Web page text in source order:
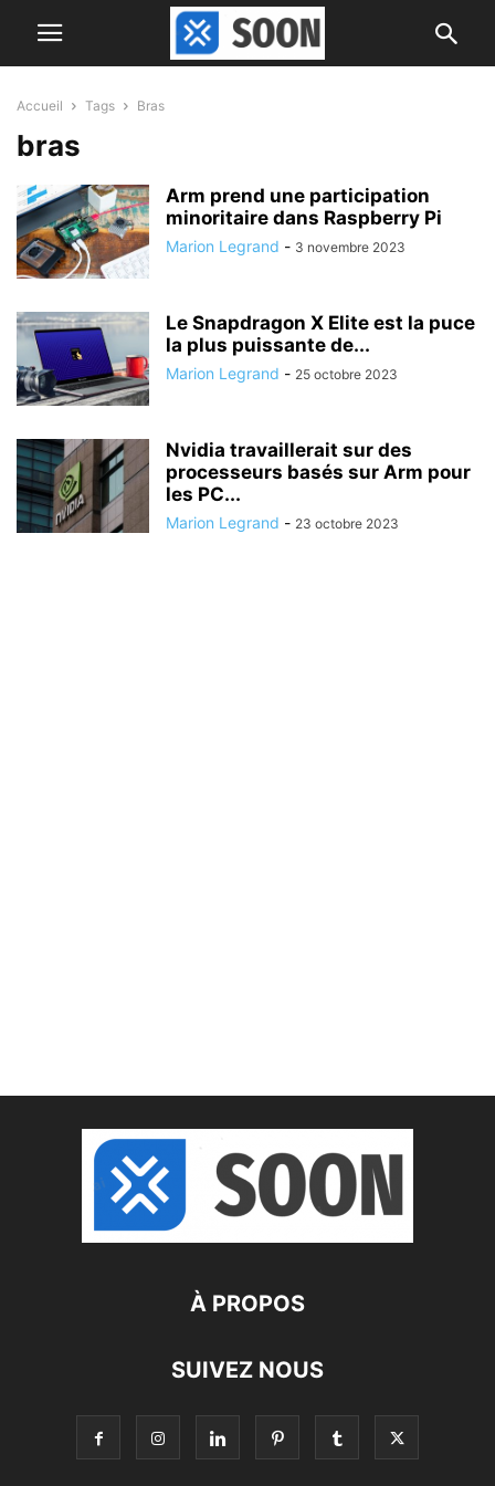
Accueil Tags Bras
bras
Arm prend une participation
minoritaire dans Raspberry Pi
Marion Legrand - 3 novembre 2023
Le Snapdragon X Elite est la puce
la plus puissante de...
Marion Legrand - 25 octobre 2023
Nvidia travaillerait sur des
processeurs basés sur Arm pour
les PC...
Marion Legrand - 23 octobre 2023
À PROPOS
SUIVEZ NOUS